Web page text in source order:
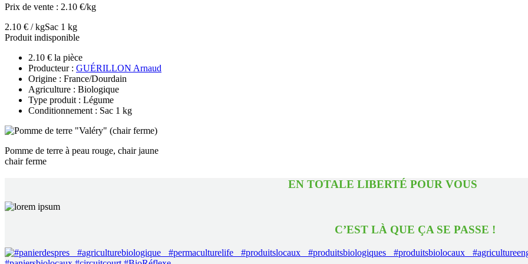
Prix de vente : 2.10 €/kg
2.10 € / kgSac 1 kg
Produit indisponible
2.10 € la pièce
Producteur : GUÉRILLON Arnaud
Origine : France/Dourdain
Agriculture : Biologique
Type produit : Légume
Conditionnement : Sac 1 kg
Pomme de terre à peau rouge, chair jaune
chair ferme
EN TOTALE LIBERTÉ POUR
C’EST LÀ QUE ÇA SE